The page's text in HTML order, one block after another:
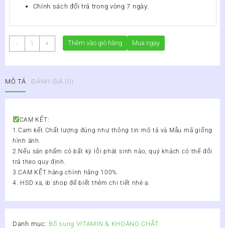
Chính sách đổi trả trong vòng 7 ngày.
-
Vitamin
E
30
Viên
lượng
+ Thêm vào giỏ hàng Mua ngay
MÔ TẢ ĐÁNH GIÁ (0)
CAM KẾT:
1.Cam kết Chất lượng đúng như thông tin mô tả và Mẫu mã giống
hình ảnh.
2.Nếu sản phẩm có bất kỳ lỗi phát sinh nào, quý khách có thể đổi
trả theo quy định.
3.CAM KẾT hàng chính hãng 100%.
4. HSD xa, ib shop để biết thêm chi tiết nhé ạ.
Danh mục: Bổ sung VITAMIN & KHOÁNG CHẤT